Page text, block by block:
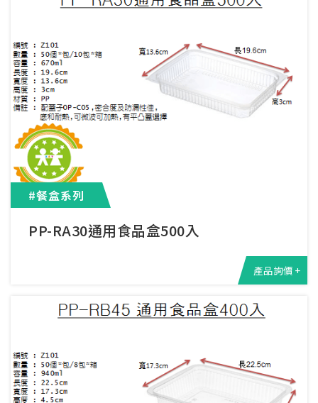
#餐盒系列
PP-RA30通用食品盒500入
產品詢價 +